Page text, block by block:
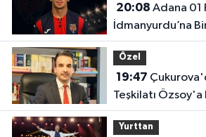
20:08
İdmanyurdu’na
Özel
19:47
Teşkilatı Özsoy'a
Yurttan